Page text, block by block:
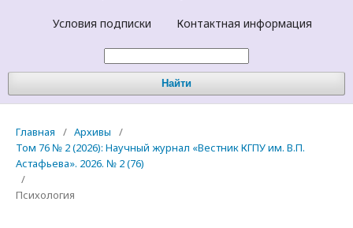
Условия подписки Контактная информация
Найти
Главная / Архивы
/
Том 76 № 2 (2026): Научный журнал «Вестник КГПУ им. В.П.
Астафьева». 2026. № 2 (76)
/
Психология